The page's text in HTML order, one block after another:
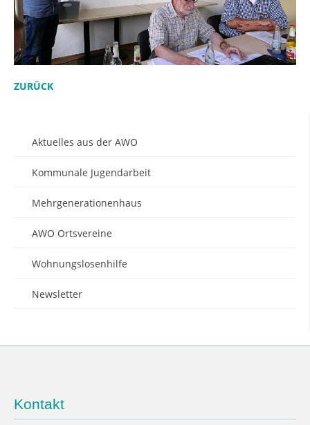
ZURÜCK
Aktuelles aus der AWO
Kommunale Jugendarbeit
Mehrgenerationenhaus
AWO Ortsvereine
Wohnungslosenhilfe
Newsletter
Kontakt